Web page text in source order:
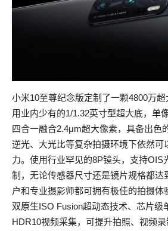
小米10至尊纪念版定制了一颗4800万
用业内少有的1/1.32英寸型超大底，单
四合一融合2.4μm超大像素，具备出色
逆光、大光比等复杂拍摄环境下依然可
力。使用行业罕见的8P镜头，支持OIS
制，无论传感器尺寸还是镜片规格都达
户和专业摄影师都可拥有极佳的拍摄体
双原生ISO Fusion超动态技术、芯片级
HDR10视频采集，可提升拍照、视频